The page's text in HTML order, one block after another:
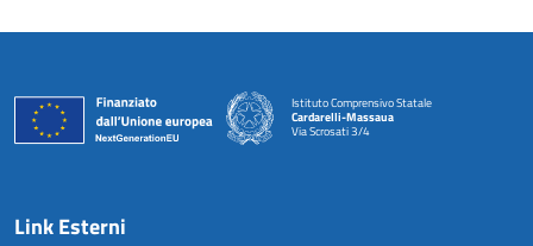
Istituto Comprensivo Statale
Cardarelli-Massaua
Via Scrosati 3/4
Link Esterni